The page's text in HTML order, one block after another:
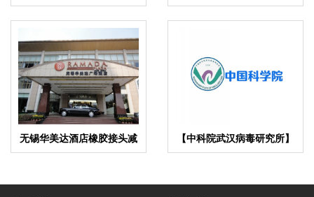
程】变压器减震器
阵式弹簧减震器合同
无锡华美达酒店橡胶接头减
震器合同项目
【中科院武汉病毒研究所】
EPDM橡胶避震喉合同